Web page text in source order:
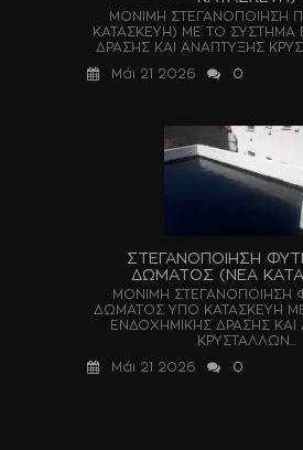
ΜΟΝΙΜΗ ΣΤΕΓΑΝΟΠΟΙΗΣΗ
ΚΑΤΑΣΚΕΥΗ) ΜΕ ΤΟ ΣΥΣΤΗΜΑ
ΔΡΑΣΗΣ ΚΑΙ ΑΝΑΠΤΥΞΗΣ
Μάι 21 2026
0
ΣΤΕΓΑΝΟΠΟΙΗΣΗ
ΔΩΜΑΤΟΣ (ΝΕΑ
ΜΟΝΙΜΗ ΣΤΕΓΑΝΟΠΟΙΗΣΗ
ΔΩΜΑΤΟΣ ΥΠΟ ΚΑΤΑΣΚΕΥΗ
ΕΝΔΟΧΗΜΙΚΗΣ ΔΡΑΣΗΣ ΚΑΙ
ΚΡΥΣΤΑΛΛΩΝ...
Μάι 21 2026
0